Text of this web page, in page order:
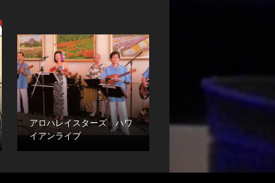
アロハレイスターズ ハワ
イアンライブ